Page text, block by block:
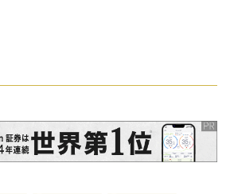
スポンサーリンク